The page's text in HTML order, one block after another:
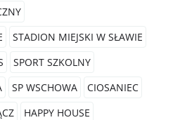
STADION MIEJSKI W SŁAWIE
SPORT SZKOLNY
SP WSCHOWA
CIOSANIEC
HAPPY HOUSE